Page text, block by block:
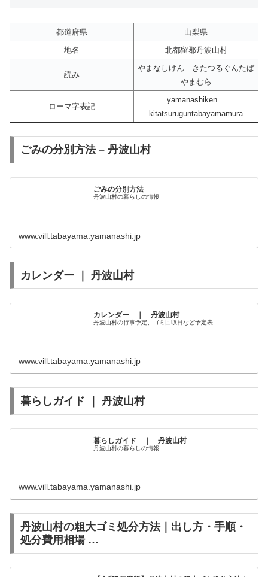
都道府県
山梨県
地名
北都留郡丹波山村
読み
やまなしけん｜きたつるぐんたば
やまむら
ローマ字表記
yamanashiken｜
kitatsuruguntabayamamura
ごみの分別方法 – 丹波山村
ごみの分別方法
丹波山村の暮らしの情報
www.vill.tabayama.yamanashi.jp
カレンダー ｜ 丹波山村
カレンダー­ ｜ 丹波山村­
丹波山村の行事予定、ゴミ回収日など予定表
www.vill.tabayama.yamanashi.jp
暮らしガイド ｜ 丹波山村
暮らしガイド­ ｜ 丹波山村­
丹波山村の暮らしの情報
www.vill.tabayama.yamanashi.jp
丹波山村の粗大ゴミ処分方法｜出し方・手順・
処分費用相場 …